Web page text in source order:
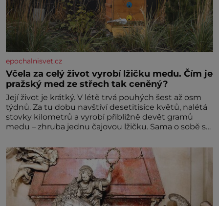
epochalnisvet.cz
Včela za celý život vyrobí lžičku medu. Čím je
pražský med ze střech tak ceněný?
Její život je krátký. V létě trvá pouhých šest až osm
týdnů. Za tu dobu navštíví desetitisíce květů, nalétá
stovky kilometrů a vyrobí přibližně devět gramů
medu – zhruba jednu čajovou lžičku. Sama o sobě se
dalšími desítkami tisíc příslušnic svého včelstva,
vznikne jeden z nejdokonalejších organismů